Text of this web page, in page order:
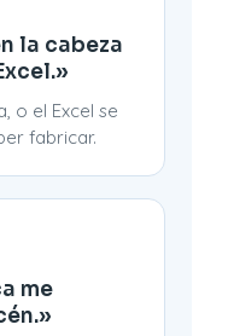
la cabeza
o el Excel se
fabricar.
me